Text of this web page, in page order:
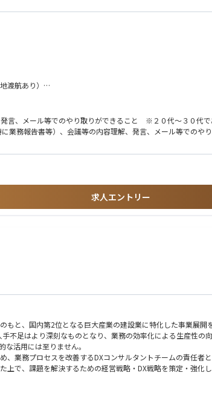
渡航あり）
言、メール等でのやり取りができること ※２０代～３０代で
業務報告書等）、会議等の内容理解、発言、メール等での
求人エントリー
と、国内第2位となる巨大産業の建設業に特化した事業展開
不足はより深刻なものとなり、業務の効率化による生産性の
活用には至りません。
業務プロセスを改善するDXコンサルタントチームの責任者
で、課題を解決するための経営戦略・DX戦略を策定・強化
が顧客に対して高い水準で戦略を実行できる体制を構築する
ただける方をお待ちしています！